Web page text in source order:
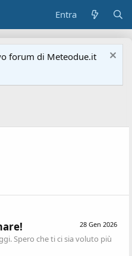
Entra
forum di Meteodue.it
28 Gen 2026
Spero che ti ci sia voluto più